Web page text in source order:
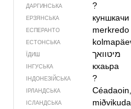
ДАРГИНСЬКА ?
ЕРЗЯНСЬКА куншкачи
ЕСПЕРАНТО merkredo
ЕСТОНСЬКА
ЇДИШ מיטוואך
ІНГУСЬКА кхаьра
ІНДОНЕЗІЙСЬКА ?
ІРЛАНДСЬКА
ІСЛАНДСЬКА